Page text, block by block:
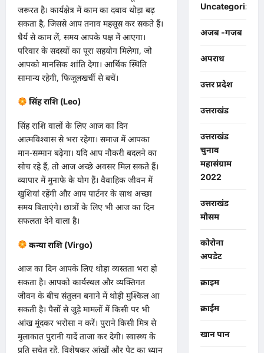
जरूरत है। कार्यक्षेत्र में काम का दबाव थोड़ा बढ़
सकता है, जिससे आप तनाव महसूस कर सकते हैं।
धैर्य से काम लें, समय आपके पक्ष में आएगा।
परिवार के सदस्यों का पूरा सहयोग मिलेगा, जो
आपको मानसिक शांति देगा। आर्थिक स्थिति
सामान्य रहेगी, फिजूलखर्ची से बचें।
सिंह राशि (Leo)
​सिंह राशि वालों के लिए आज का दिन
आत्मविश्वास से भरा रहेगा। समाज में आपका
मान-सम्मान बढ़ेगा। यदि आप नौकरी बदलने का
सोच रहे हैं, तो आज अच्छे अवसर मिल सकते हैं।
व्यापार में मुनाफे के योग हैं। वैवाहिक जीवन में
खुशियां रहेंगी और आप पार्टनर के साथ अच्छा
समय बिताएंगे। छात्रों के लिए भी आज का दिन
सफलता देने वाला है।
कन्या राशि (Virgo)
​आज का दिन आपके लिए थोड़ा व्यस्तता भरा हो
सकता है। आपको कार्यस्थल और व्यक्तिगत
जीवन के बीच संतुलन बनाने में थोड़ी मुश्किल आ
सकती है। पैसों से जुड़े मामलों में किसी पर भी
आंख मूंदकर भरोसा न करें। पुराने किसी मित्र से
मुलाकात पुरानी यादें ताजा कर देगी। स्वास्थ्य के
प्रति सचेत रहें, विशेषकर आंखों और पेट का ध्यान
Uncategorized
अजब -गजब
अपराध
उत्तर प्रदेश
उत्तराखंड
उत्तराखंड
चुनाव
महासंग्राम
2022
उत्तराखंड
मौसम
कोरोना
अपडेट
क्राइम
क्राईम
खान पान